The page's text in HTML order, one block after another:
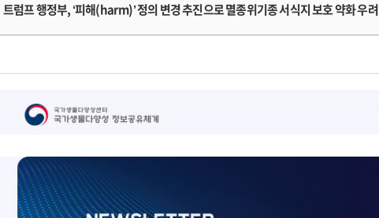
트럼프 행정부, ‘피해(harm)’ 정의 변경 추진으로 멸종위기종 서식지 보호 약화 우려